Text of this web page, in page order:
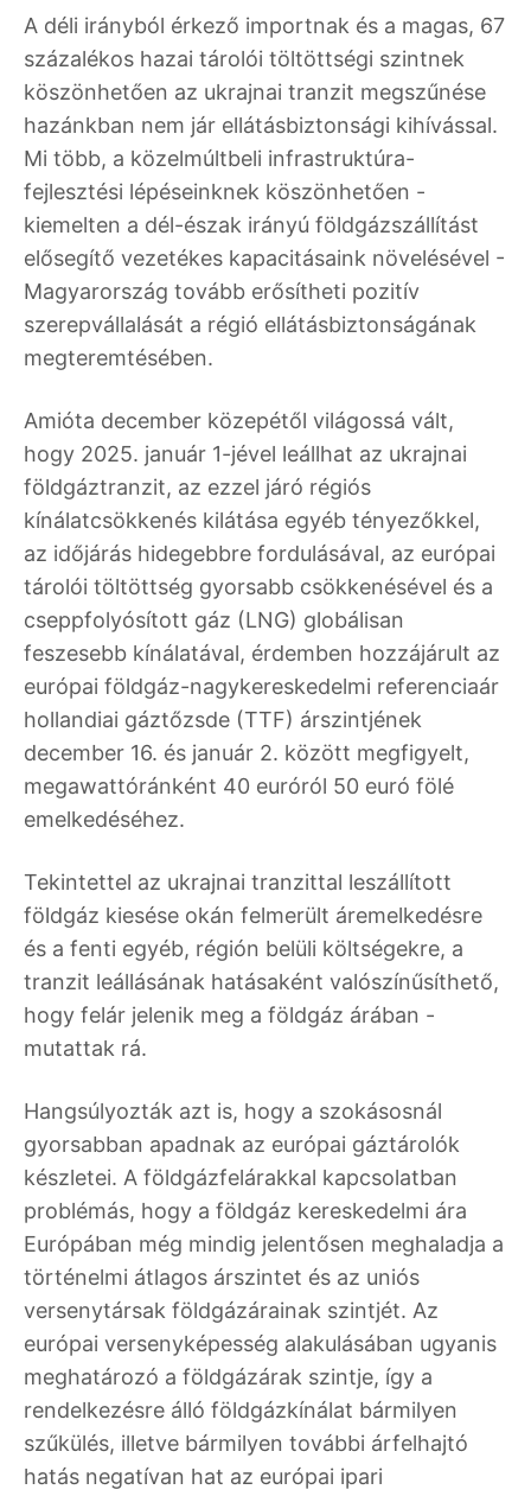
A déli irányból érkező importnak és a magas, 67
százalékos hazai tárolói töltöttségi szintnek
köszönhetően az ukrajnai tranzit megszűnése
hazánkban nem jár ellátásbiztonsági kihívással.
Mi több, a közelmúltbeli infrastruktúra-
fejlesztési lépéseinknek köszönhetően -
kiemelten a dél-észak irányú földgázszállítást
elősegítő vezetékes kapacitásaink növelésével -
Magyarország tovább erősítheti pozitív
szerepvállalását a régió ellátásbiztonságának
megteremtésében.
Amióta december közepétől világossá vált,
hogy 2025. január 1-jével leállhat az ukrajnai
földgáztranzit, az ezzel járó régiós
kínálatcsökkenés kilátása egyéb tényezőkkel,
az időjárás hidegebbre fordulásával, az európai
tárolói töltöttség gyorsabb csökkenésével és a
cseppfolyósított gáz (LNG) globálisan
feszesebb kínálatával, érdemben hozzájárult az
európai földgáz-nagykereskedelmi referenciaár
hollandiai gáztőzsde (TTF) árszintjének
december 16. és január 2. között megfigyelt,
megawattóránként 40 euróról 50 euró fölé
emelkedéséhez.
Tekintettel az ukrajnai tranzittal leszállított
földgáz kiesése okán felmerült áremelkedésre
és a fenti egyéb, régión belüli költségekre, a
tranzit leállásának hatásaként valószínűsíthető,
hogy felár jelenik meg a földgáz árában -
mutattak rá.
Hangsúlyozták azt is, hogy a szokásosnál
gyorsabban apadnak az európai gáztárolók
készletei. A földgázfelárakkal kapcsolatban
problémás, hogy a földgáz kereskedelmi ára
Európában még mindig jelentősen meghaladja a
történelmi átlagos árszintet és az uniós
versenytársak földgázárainak szintjét. Az
európai versenyképesség alakulásában ugyanis
meghatározó a földgázárak szintje, így a
rendelkezésre álló földgázkínálat bármilyen
szűkülés, illetve bármilyen további árfelhajtó
hatás negatívan hat az európai ipari